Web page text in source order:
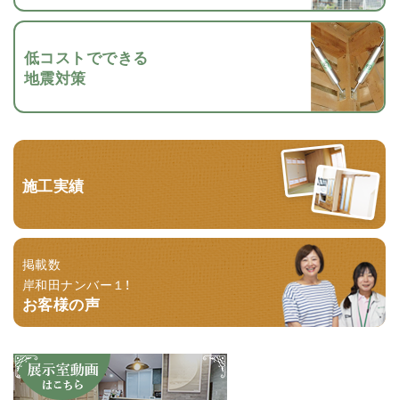
低コストでできる
地震対策
施工実績
掲載数
岸和田ナンバー１！
お客様の声